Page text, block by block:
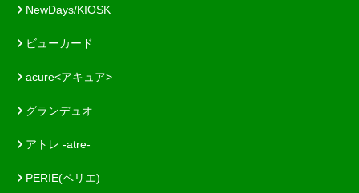
NewDays/KIOSK
ビューカード
acure<アキュア>
グランデュオ
アトレ -atre-
PERIE(ペリエ)